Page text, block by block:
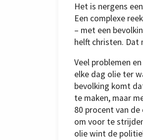
Het is nergens
Een complexe
– met een
helft christen. Dat
Veel problemen
elke dag olie ter
bevolking komt
te maken, maar
80 procent van
om voor te
olie wint de